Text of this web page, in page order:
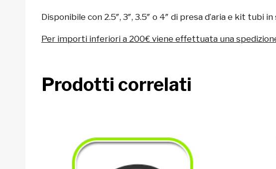
Disponibile con 2.5″, 3″, 3.5″ o 4″ di presa d’aria e kit tubi in
Per importi inferiori a 200€ viene effettuata una
Prodotti correlati